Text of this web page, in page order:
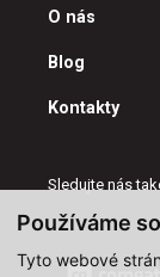
Používáme
Tyto webové
O nás
Blog
Kontakty
Sledujte nás